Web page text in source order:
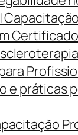
Certificado
e práticas